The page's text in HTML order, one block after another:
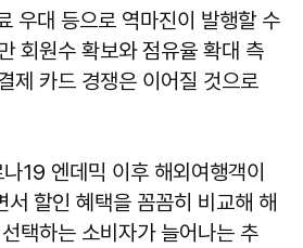
우대 등으로 역마진이 발행할 수
회원수 확보와 점유율 확대 측
제 카드 경쟁은 이어질 것으로
19 엔데믹 이후 해외여행객이
서 할인 혜택을 꼼꼼히 비교해 해
택하는 소비자가 늘어나는 추